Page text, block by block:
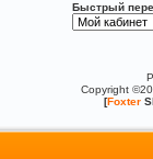
Быстрый
Copyright
[Foxter